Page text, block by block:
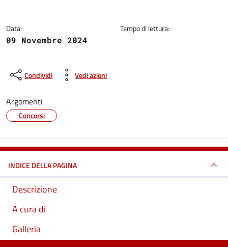
Data:
09 Novembre 2024
Tempo di lettura:
Condividi Vedi azioni
Argomenti
Concorsi
INDICE DELLA PAGINA
Descrizione
A cura di
Galleria